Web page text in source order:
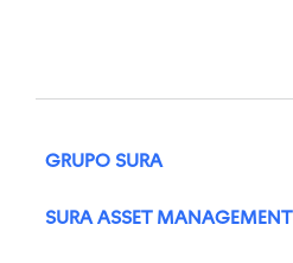
GRUPO SURA
SURA ASSET MANAGEMENT